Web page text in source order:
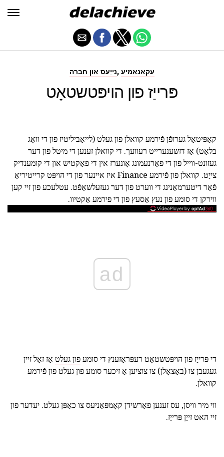
נייַעס און חברה, עקאנאמיע
פּרייַז פון הויפּטשטאָט
קאַפּיטאַל גערופֿן פֿירמע קוואלן פון געלט (לייאַביליטיז פון די וואָג
בלאַט) אַז דזשענערייט רעוועך. די קוואלן זענען די מיטל פון דער
געזונט-ווייל פון די פאַרנעמונג אָונערז אין די פאַקטיש און די קומענדיק
צייַט. קוואלן פון פֿירמע Finance איז איינער פון די הויפּט קרייטיריאַ
פֿאַר דיטערמאַנינג די ווערט פון דער געזעלשאַפֿט. עטלעכע פון זיי קען
ווירקן די סומע פון נעץ אַסעץ פון די פירמע אַקטיוו.
ad
די פּרייַז פון הויפּטשטאָט רעפּראַזענץ די סומעפון געלט אַז זאָל זיין
געגעבן צו (באַצאָלן) צו צוציען אַ זיכער סומע פון געלט פון פֿירמע
קוואלן.
ווי מיר וויסן, עס זענען פאַרשידן קאָמפּאַניעס צו כאַפּן געלט. יעדער פון
זיי האט זייַן פּרייַז.